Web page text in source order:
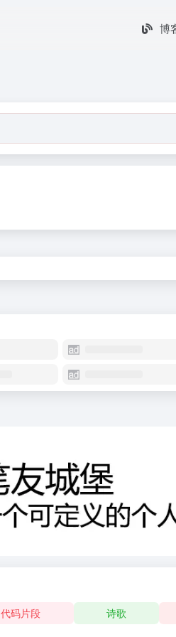
博
代码片段 诗歌